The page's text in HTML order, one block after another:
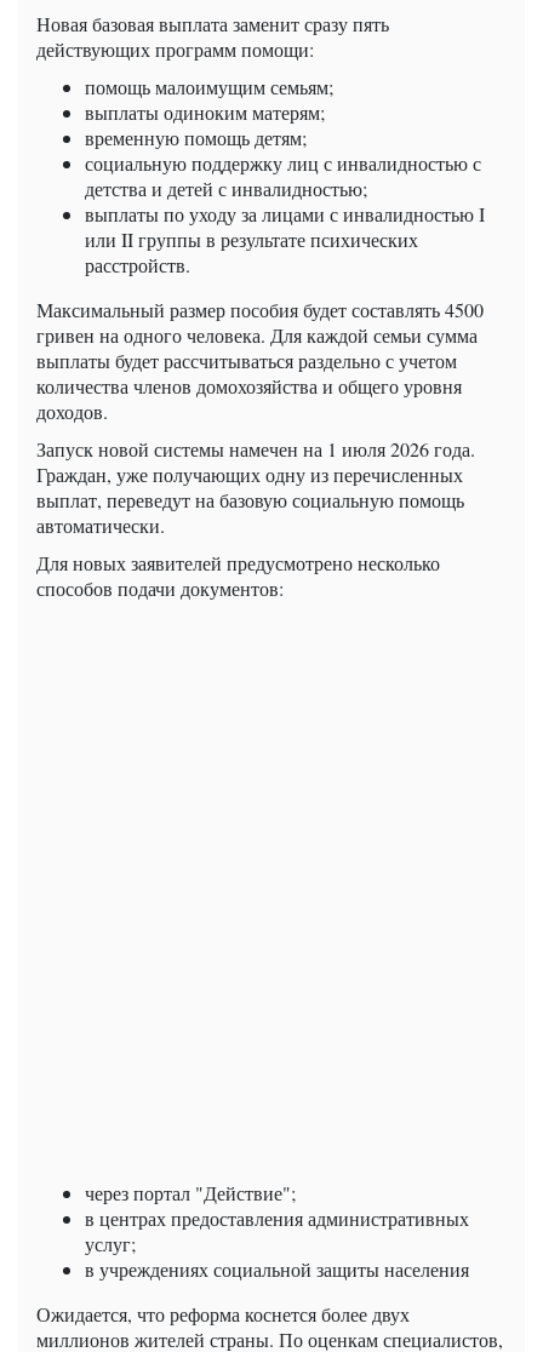
Новая базовая выплата заменит сразу пять
действующих программ помощи:
помощь малоимущим семьям;
выплаты одиноким матерям;
временную помощь детям;
социальную поддержку лиц с инвалидностью с
детства и детей с инвалидностью;
выплаты по уходу за лицами с инвалидностью I
или II группы в результате психических
расстройств.
Максимальный размер пособия будет составлять 4500
гривен на одного человека. Для каждой семьи сумма
выплаты будет рассчитываться раздельно с учетом
количества членов домохозяйства и общего уровня
доходов.
Запуск новой системы намечен на 1 июля 2026 года.
Граждан, уже получающих одну из перечисленных
выплат, переведут на базовую социальную помощь
автоматически.
Для новых заявителей предусмотрено несколько
способов подачи документов:
через портал "Действие";
в центрах предоставления административных
услуг;
в учреждениях социальной защиты населения
Ожидается, что реформа коснется более двух
миллионов жителей страны. По оценкам специалистов,